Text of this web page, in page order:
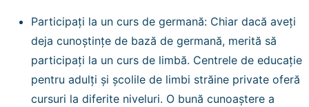
Participați la un curs de germană: Chiar dacă aveți
deja cunoștințe de bază de germană, merită să
participați la un curs de limbă. Centrele de educație
pentru adulți și școlile de limbi străine private oferă
cursuri la diferite niveluri. O bună cunoaștere a